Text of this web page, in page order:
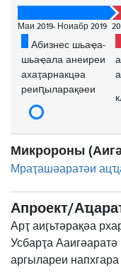
Маи 2019- Ноиабр 2019
Абизнес шьаҿа-
шьаҿала анеиреи
ахаҭарнакцәа
реиԥыларақәеи
Микророны
Мраҭашәаратәи
Апроект/
Арҭ аиӷьтәрақәа
Усбарҭа
аргылареи напхгара